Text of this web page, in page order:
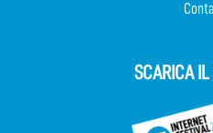
SCARICA